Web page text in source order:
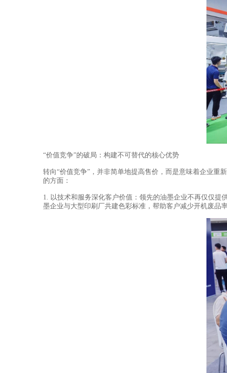
“价值竞争”的破局：构建不可替代的核心优势
转向“价值竞争”，并非简单地提高售价，而是意味着企业
的方面：
1. 以技术和服务深化客户价值：领先的油墨企业不再仅仅提
墨企业与大型印刷厂共建色彩标准，帮助客户减少开机废品